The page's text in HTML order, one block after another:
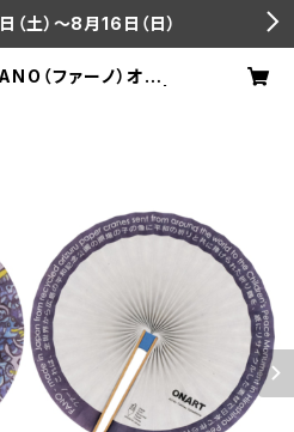
土）～8月16日（日）
（ファーノ）オンア